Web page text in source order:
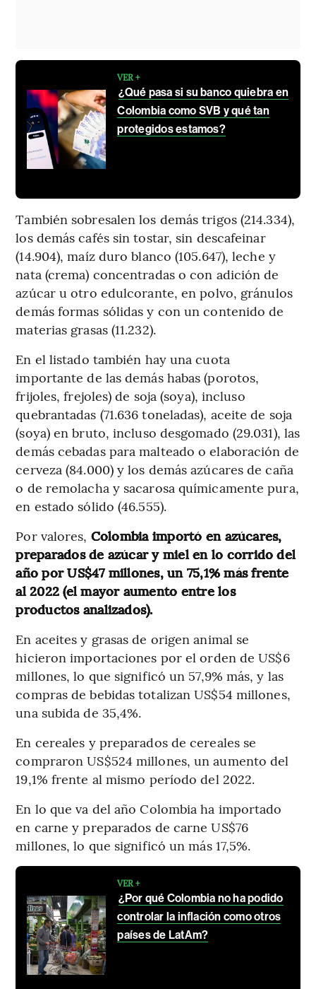
VER +
¿Qué pasa si su banco quiebra en
Colombia como SVB y qué tan
protegidos estamos?
También sobresalen los demás trigos (214.334),
los demás cafés sin tostar, sin descafeinar
(14.904), maíz duro blanco (105.647), leche y
nata (crema) concentradas o con adición de
azúcar u otro edulcorante, en polvo, gránulos
demás formas sólidas y con un contenido de
materias grasas (11.232).
En el listado también hay una cuota
importante de las demás habas (porotos,
frijoles, frejoles) de soja (soya), incluso
quebrantadas (71.636 toneladas), aceite de soja
(soya) en bruto, incluso desgomado (29.031), las
demás cebadas para malteado o elaboración de
cerveza (84.000) y los demás azúcares de caña
o de remolacha y sacarosa químicamente pura,
en estado sólido (46.555).
Por valores, Colombia importó en azúcares,
preparados de azúcar y miel en lo corrido del
año por US$47 millones, un 75,1% más frente
al 2022 (el mayor aumento entre los
productos analizados).
En aceites y grasas de origen animal se
hicieron importaciones por el orden de US$6
millones, lo que significó un 57,9% más, y las
compras de bebidas totalizan US$54 millones,
una subida de 35,4%.
En cereales y preparados de cereales se
compraron US$524 millones, un aumento del
19,1% frente al mismo período del 2022.
En lo que va del año Colombia ha importado
en carne y preparados de carne US$76
millones, lo que significó un más 17,5%.
VER +
¿Por qué Colombia no ha podido
controlar la inflación como otros
países de LatAm?